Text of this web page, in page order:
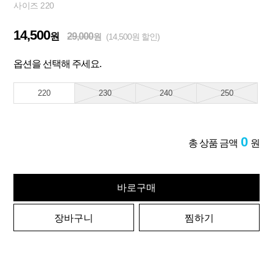
사이즈 220
14,500원 29,000원 (14,500원 할인)
옵션을 선택해 주세요.
220 230 240 250
총 상품 금액 0 원
바로구매
장바구니 찜하기